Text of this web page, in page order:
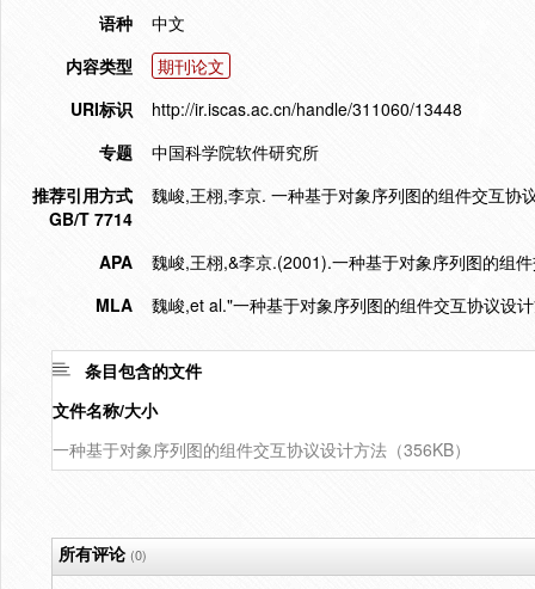
语种
中文
内容类型
期刊论文
URI标识
http://ir.iscas.ac.cn/handle/311060/13448
专题
中国科学院软件研究所
推荐引用方式
GB/T 7714
魏峻,王栩,李京. 一种基于对象序列图的组件交互
APA
魏峻,王栩,&李京.(2001).一种基于对象序列图的组
MLA
魏峻,et al."一种基于对象序列图的组件交互协议设
条目包含的文件
文件名称/大小
一种基于对象序列图的组件交互协议设计方法（356KB）
所有评论(0)